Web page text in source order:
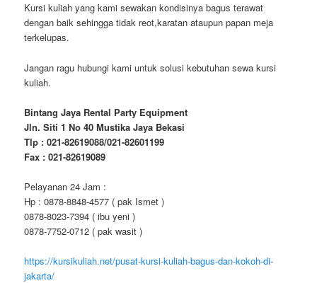
Kursi kuliah yang kami sewakan kondisinya bagus terawat
dengan baik sehingga tidak reot,karatan ataupun papan meja
terkelupas.
Jangan ragu hubungi kami untuk solusi kebutuhan sewa kursi
kuliah.
Bintang Jaya Rental Party Equipment
Jln. Siti 1 No 40 Mustika Jaya Bekasi
Tlp : 021-82619088/021-82601199
Fax : 021-82619089
Pelayanan 24 Jam :
Hp : 0878-8848-4577 ( pak Ismet )
0878-8023-7394 ( ibu yeni )
0878-7752-0712 ( pak wasit )
https://kursikuliah.net/pusat-kursi-kuliah-bagus-dan-kokoh-di-
jakarta/